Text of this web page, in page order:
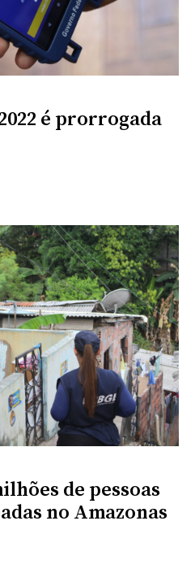
é prorrogada
de pessoas
no Amazonas